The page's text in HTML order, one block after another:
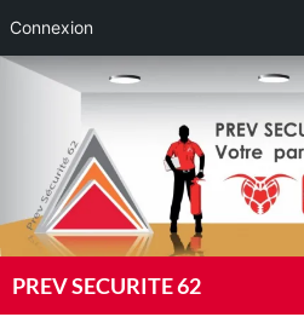
Connexion
Aller
PREV SECURITE 62